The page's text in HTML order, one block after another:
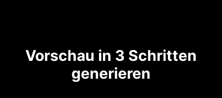
Vorschau in 3 Schritten
generieren